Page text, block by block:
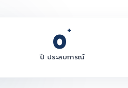
0+
ปี ประสบการณ์